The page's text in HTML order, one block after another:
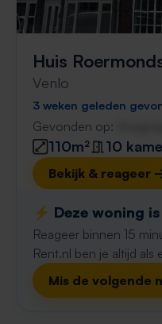
Huis
Venlo
3 weken geleden
Gevonden op:
110m² 10
Bekijk & reageer
⚡️ Deze woning
Reageer binnen 15
Rent.nl ben je altijd als
Mis de volgende